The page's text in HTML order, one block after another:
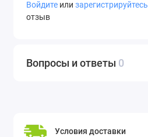
Войдите или зарегистрируйтесь
отзыв
Вопросы и ответы 0
Условия доставки